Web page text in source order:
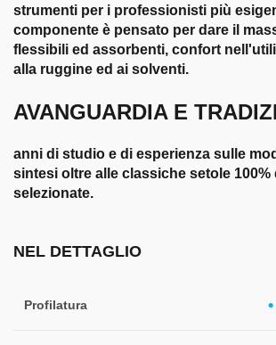
strumenti per i professionisti più
componente è pensato per dare il
flessibili ed assorbenti, confort
alla ruggine ed ai solventi.
AVANGUARDIA E
anni di studio e di esperienza sulle
sintesi oltre alle classiche setole 100%
selezionate.
NEL DETTAGLIO
Profilatura